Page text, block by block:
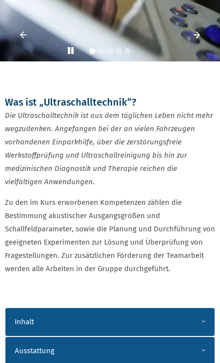
Play
Vorheriges Element
Was ist „Ultraschalltechnik“?
Die Ultraschalltechnik ist aus dem täglichen Leben nicht mehr
wegzudenken. Angefangen bei der an vielen Fahrzeugen
vorhandenen Einparkhilfe, über die zerstörungsfreie
Werkstoffprüfung und Ultraschallreinigung bis hin zur
medizinischen Diagnostik und Therapie reichen die
vielfältigen Anwendungen.
Zu den im Kurs erworbenen Kompetenzen zählen die
Bestimmung akustischer Ausgangsgrößen und
Schallfeldparameter, sowie die Planung und Durchführung von
geeigneten Experimenten zur Lösung und Überprüfung von
Fragestellungen. Zur zusätzlichen Förderung der Teamarbeit
werden alle Arbeiten in der Gruppe durchgeführt.
AKKORDEON
Inhalt
Ausstattung